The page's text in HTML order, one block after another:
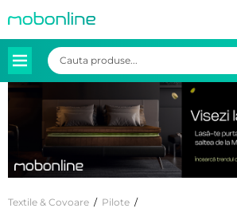
Products
search
Textile & Covoare / Pilote /